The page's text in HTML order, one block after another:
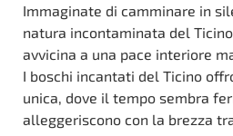
Immaginate di camminare in
natura incontaminata del
avvicina a una pace interiore
I boschi incantati del Ticino
unica, dove il tempo sembra
alleggeriscono con la brezza